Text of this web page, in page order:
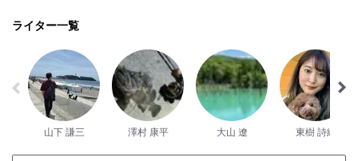
ライター一覧
山下 謙三 澤村 康平 大山 遼 東樹 詩織